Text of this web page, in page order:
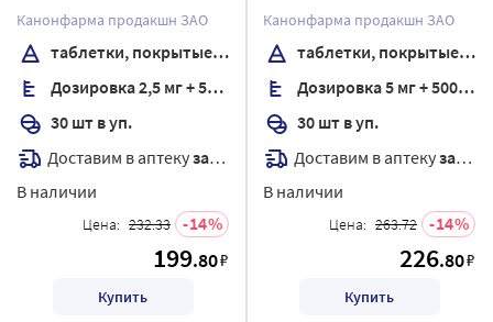
покрытые пленочной
оболочкой
Канонфарма продакшн ЗАО
таблетки, покрытые пленочной оболочкой
Дозировка 2,5 мг + 500 мг
30 шт в уп.
Доставим в аптекузавтра
В наличии
Цена: 232.33 14
199.80₽
Купить
пленочной оболочкой
Канонфарма продакшн ЗАО
таблетки, покрытые пленочной оболочкой
Дозировка 5 мг + 500 мг
30 шт в уп.
Доставим в аптекузавтра
В наличии
Цена: 263.72 14
226.80₽
Купить